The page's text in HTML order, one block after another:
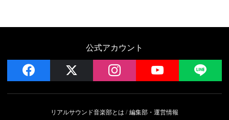
公式アカウント
facebook instagram YouTube
リアルサウンド音楽部とは 編集部・運営情報